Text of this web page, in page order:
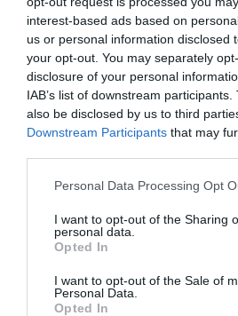
interest-based ads based on
us or personal information disclosed
your opt-out. You may separately
disclosure of your personal
IAB’s list of downstream
also be disclosed by us to third
Downstream Participants that may
Personal Data Processing Opt
I want to opt-out of the Sharing
personal data.
Opted In
I want to opt-out of the Sale of
Personal Data.
Opted In
personas
Noticias y
23/04/2020
El Muy Ilustre
Farmacéuticos de
Roja Española
acuerdo para
adherencia a
Valencia dota
asistencial